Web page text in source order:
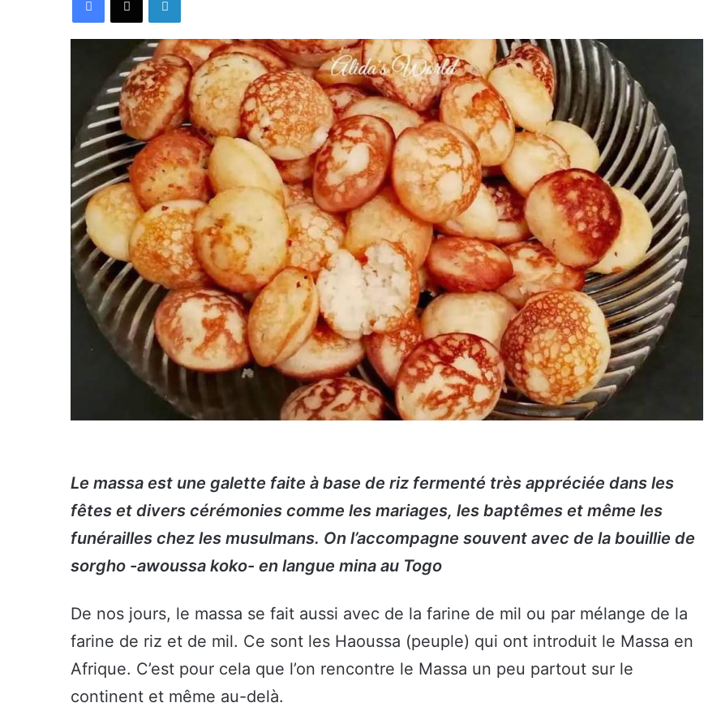
Le massa est une galette faite à base de riz fermenté très appréciée dans les
fêtes et divers cérémonies comme les mariages, les baptêmes et même les
funérailles chez les musulmans. On l’accompagne souvent avec de la bouillie de
sorgho -awoussa koko- en langue mina au Togo
De nos jours, le massa se fait aussi avec de la farine de mil ou par mélange de la
farine de riz et de mil. Ce sont les Haoussa (peuple) qui ont introduit le Massa en
Afrique. C’est pour cela que l’on rencontre le Massa un peu partout sur le
continent et même au-delà.